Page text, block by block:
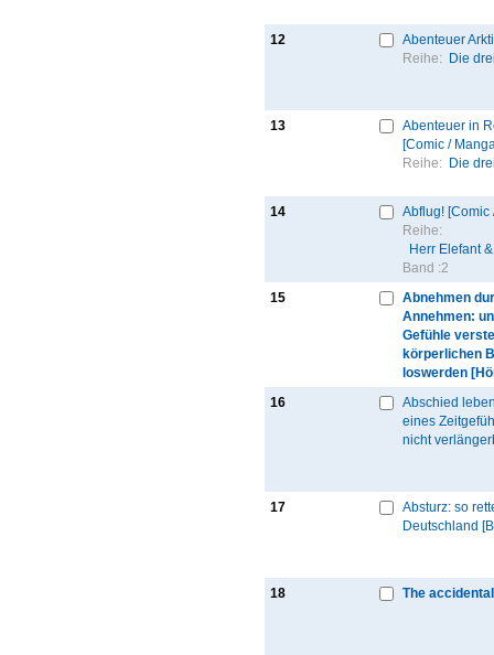
12
Abenteuer
Reihe:
Die
13
Abenteuer in
[Comic /
Reihe:
Die
14
Abflug! [Comic
Reihe:
Herr Elefant
Band :2
15
Abnehmen
Annehmen:
Gefühle
körperlichen
loswerden
16
Abschied
eines
nicht
17
Absturz: so
Deutschland
18 The